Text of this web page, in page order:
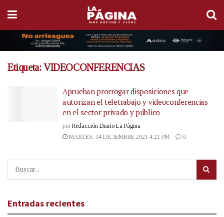
Etiqueta:VIDEOCONFERENCIAS
Aprueban prorrogar disposiciones que
autorizan el teletrabajo y videoconferencias
en el sector privado y público
por Redacción Diario La Página
MARTES, 14 DICIEMBRE 2021 4:21 PM
0
Entradas recientes